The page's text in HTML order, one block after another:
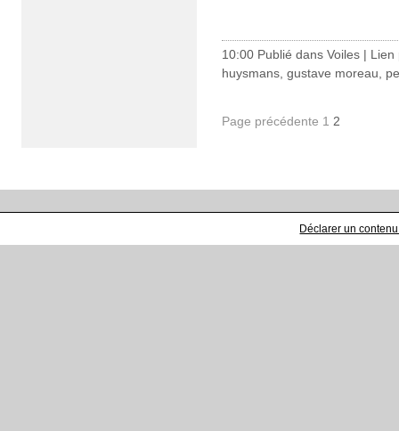
10:00 Publié dans Voiles | Lien
huysmans gustave moreau
Page précédente 1 2
Déclarer un